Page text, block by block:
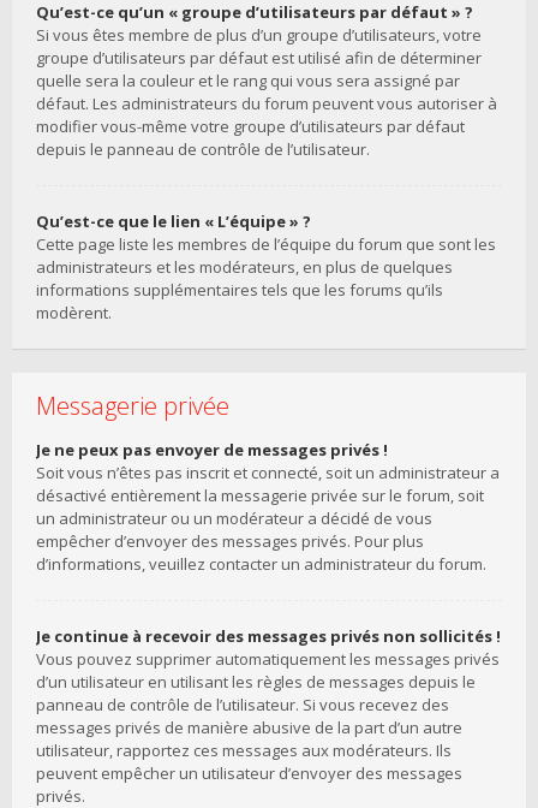
Qu’est-ce qu’un « groupe d’utilisateurs par défaut » ?
Si vous êtes membre de plus d’un groupe d’utilisateurs, votre
groupe d’utilisateurs par défaut est utilisé afin de déterminer
quelle sera la couleur et le rang qui vous sera assigné par
défaut. Les administrateurs du forum peuvent vous autoriser à
modifier vous-même votre groupe d’utilisateurs par défaut
depuis le panneau de contrôle de l’utilisateur.
Qu’est-ce que le lien « L’équipe » ?
Cette page liste les membres de l’équipe du forum que sont les
administrateurs et les modérateurs, en plus de quelques
informations supplémentaires tels que les forums qu’ils
modèrent.
Messagerie privée
Je ne peux pas envoyer de messages privés !
Soit vous n’êtes pas inscrit et connecté, soit un administrateur a
désactivé entièrement la messagerie privée sur le forum, soit
un administrateur ou un modérateur a décidé de vous
empêcher d’envoyer des messages privés. Pour plus
d’informations, veuillez contacter un administrateur du forum.
Je continue à recevoir des messages privés non sollicités !
Vous pouvez supprimer automatiquement les messages privés
d’un utilisateur en utilisant les règles de messages depuis le
panneau de contrôle de l’utilisateur. Si vous recevez des
messages privés de manière abusive de la part d’un autre
utilisateur, rapportez ces messages aux modérateurs. Ils
peuvent empêcher un utilisateur d’envoyer des messages
privés.